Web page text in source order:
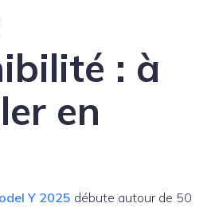
: à
en
Y 2025 débute autour de 50